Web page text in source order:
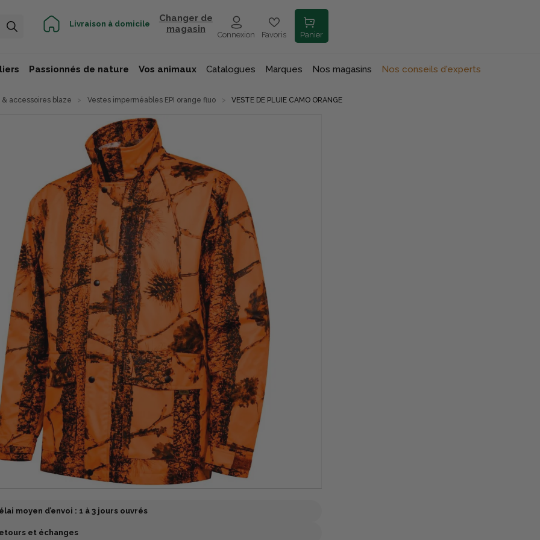
Livraison à domicile
Changer de
magasin
Connexion Favoris Panier
Passionnés de nature Vos animaux Catalogues Marques Nos magasins Nos conseils d'experts
accessoires blaze Vestes imperméables EPI orange fluo VESTE DE PLUIE CAMO ORANGE
moyen d’envoi : 1 à 3 jours ouvrés
et échanges